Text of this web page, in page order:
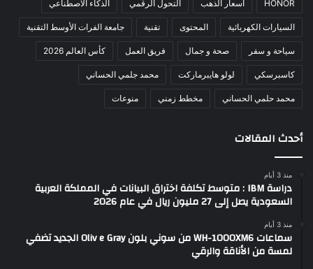
HONOR أسعار الذهب التحول الرقمي الذكاء الاصطناعي
السيارات الكهربائية المحتوى تقنية جامعة الفرات الأوسط التقنية
سياحة و سفر صحة و جمال فريق العمل كأس العالم 2026
كاسبرسكي لولو هايبرماركت محمد جلمي الحساني
محمد حلمي الحساني مخطط زمني منوعات
أحدث المقالات
منذ 3 أيام
دراسة IBM : متوسط تكلفة اختراق البيانات في المملكة العربية
السعودية يصل إلى 27 مليون ريال في عام 2026
منذ 3 أيام
سماعات WH-1000XM6 من سوني بلون Oliv e Gray الجديد تضفي
لمسة من الأناقة والرقي